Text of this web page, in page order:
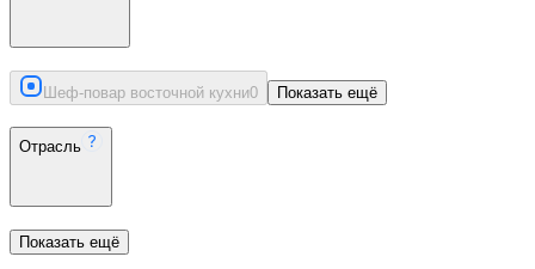
Шеф-повар восточной кухни0 Показать ещё
Отрасль
Показать ещё